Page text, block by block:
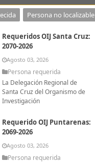
Persona no localizable
Requeridos OIJ Santa Cruz:
2070-2026
Agosto 03, 2026
Persona requerida
La Delegación Regional de
Santa Cruz del Organismo de
Investigación
Requerido OIJ Puntarenas:
2069-2026
Agosto 03, 2026
Persona requerida